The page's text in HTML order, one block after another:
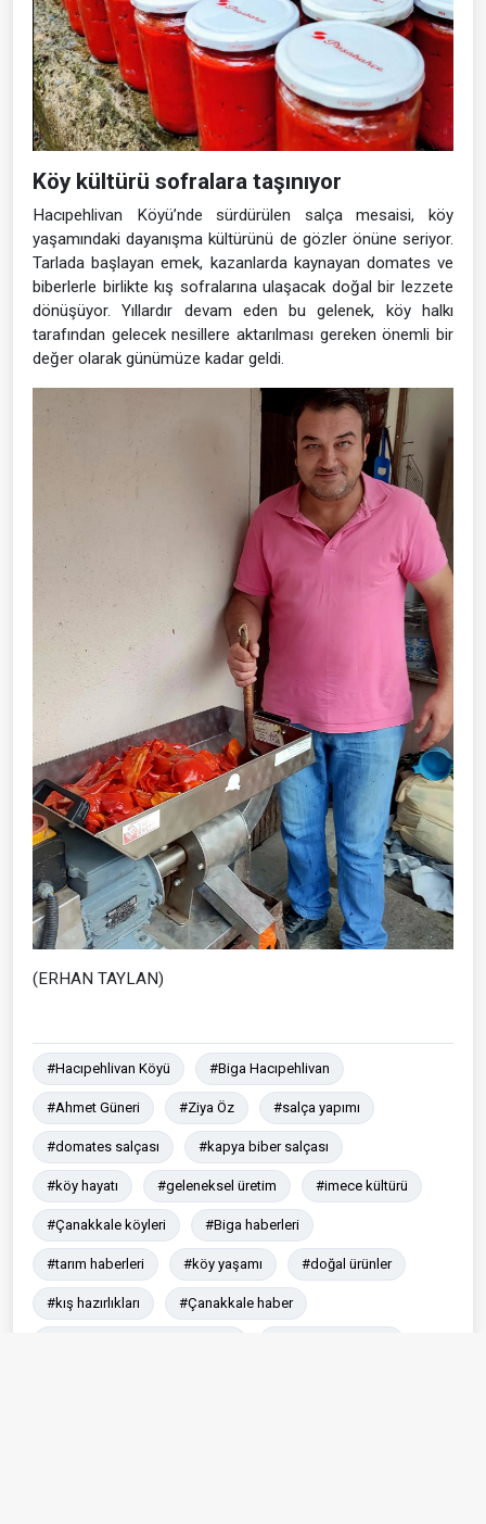
Köy kültürü sofralara taşınıyor
Hacıpehlivan Köyü’nde sürdürülen salça mesaisi, köy
yaşamındaki dayanışma kültürünü de gözler önüne seriyor.
Tarlada başlayan emek, kazanlarda kaynayan domates ve
biberlerle birlikte kış sofralarına ulaşacak doğal bir lezzete
dönüşüyor. Yıllardır devam eden bu gelenek, köy halkı
tarafından gelecek nesillere aktarılması gereken önemli bir
değer olarak günümüze kadar geldi.
(ERHAN TAYLAN)
#Hacıpehlivan Köyü #Biga Hacıpehlivan
#Ahmet Güneri #Ziya Öz #salça yapımı
#domates salçası #kapya biber salçası
#köy hayatı #geleneksel üretim #imece kültürü
#Çanakkale köyleri #Biga haberleri
#tarım haberleri #köy yaşamı #doğal ürünler
#kış hazırlıkları #Çanakkale haber